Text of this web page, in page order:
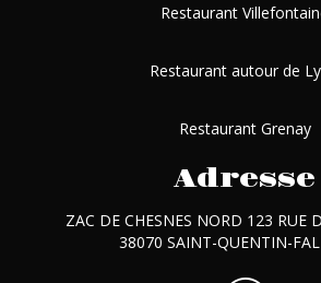
Restaurant
Restaurant autour de
Restaurant Grenay
Adresse
ZAC DE CHESNES NORD 123 RUE
38070 SAINT-QUENTIN-